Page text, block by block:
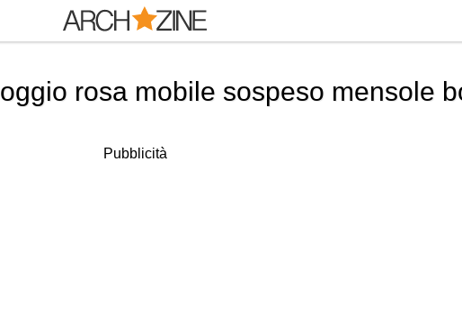
rosa mobile sospeso mensole
Pubblicità